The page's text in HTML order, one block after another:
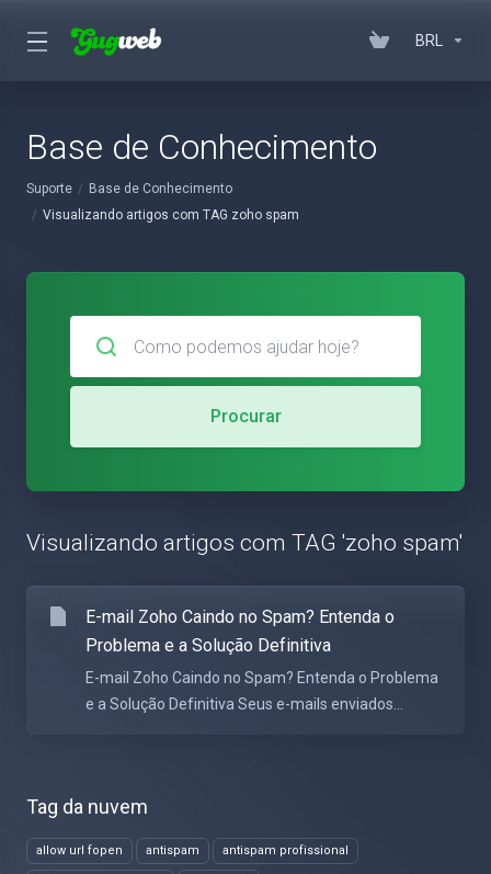
BRL
Base de Conhecimento
Suporte
Base de Conhecimento
Visualizando artigos com TAG zoho spam
Tag da nuvem
allow url fopen antispam antispam profissional
Procurar
Visualizando artigos com TAG 'zoho spam'
E-mail Zoho Caindo no Spam? Entenda o
Problema e a Solução Definitiva
E-mail Zoho Caindo no Spam? Entenda o Problema
e a Solução Definitiva Seus e-mails enviados...